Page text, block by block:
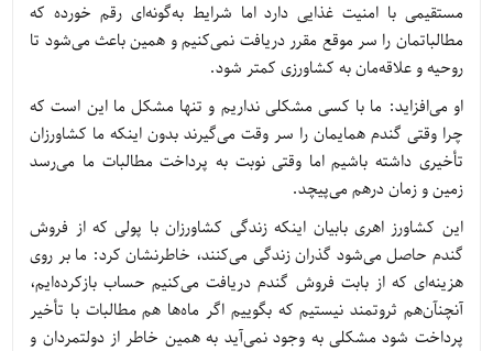
مستقیمی با امنیت غذایی دارد اما شرایط به‌گونه‌ای رقم خورده که
مطالباتمان را سر موقع مقرر دریافت نمی‌کنیم و همین باعث می‌شود تا
روحیه و علاقه‌مان به کشاورزی کمتر شود.
او می‌افزاید: ما با کسی مشکلی نداریم و تنها مشکل ما این است که
چرا وقتی گندم همایمان را سر وقت می‌گیرند بدون اینکه ما کشاورزان
تأخیری داشته باشیم اما وقتی نوبت به پرداخت مطالبات ما می‌رسد
زمین و زمان درهم می‌پیچد.
این کشاورز اهری بابیان اینکه زندگی کشاورزان با پولی که از فروش
گندم حاصل می‌شود گذران زندگی می‌کنند، خاطرنشان کرد: ما بر روی
هزینه‌ای که از بابت فروش گندم دریافت می‌کنیم حساب بازکرده‌ایم،
آنچنآن‌هم ثروتمند نیستیم که بگوییم اگر ماه‌ها هم مطالبات با تأخیر
پرداخت شود مشکلی به وجود نمی‌آید به همین خاطر از دولتمردان و